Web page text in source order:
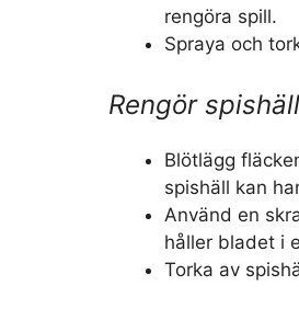
rengöra spill.
Spraya och
Rengör spishäll
Blötlägg
spishäll kan
Använd en
håller bladet i
Torka av